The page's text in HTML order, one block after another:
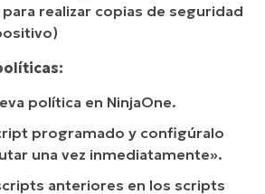
para realizar copias de seguridad
política en NinjaOne.
programado y configúralo
una vez inmediatamente».
anteriores en los scripts